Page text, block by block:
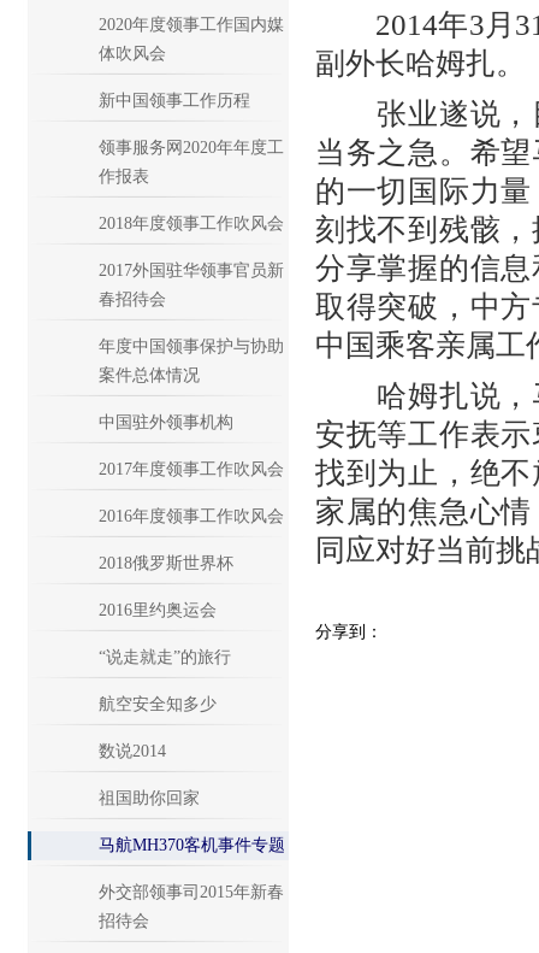
2020年度领事工作国内媒
体吹风会
新中国领事工作历程
领事服务网2020年年度工
作报表
2018年度领事工作吹风会
2017外国驻华领事官员新
春招待会
年度中国领事保护与协助
案件总体情况
中国驻外领事机构
2017年度领事工作吹风会
2016年度领事工作吹风会
2018俄罗斯世界杯
2016里约奥运会
“说走就走”的旅行
航空安全知多少
数说2014
祖国助你回家
马航MH370客机事件专题
外交部领事司2015年新春
招待会
2014年3月31
副外长哈姆扎。
张业遂说，目
当务之急。希
的一切国际力
刻找不到残骸
分享掌握的信
取得突破，中
中国乘客亲属工
哈姆扎说，马
安抚等工作表
找到为止，绝
家属的焦急心
同应对好当前挑
分享到：